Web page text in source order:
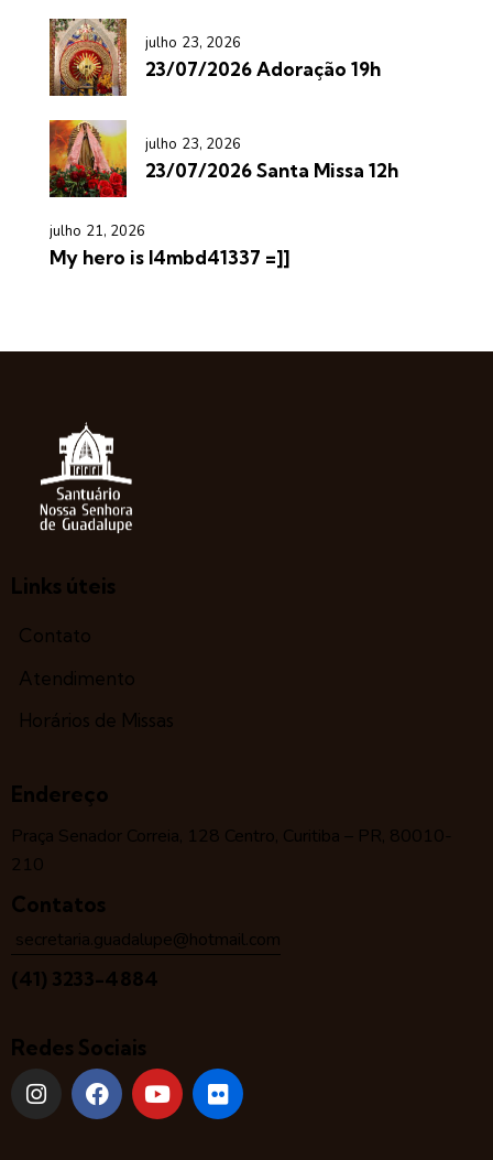
julho 23, 2026
23/07/2026 Adoração 19h
julho 23, 2026
23/07/2026 Santa Missa 12h
julho 21, 2026
My hero is l4mbd41337 =]]
Links úteis
Contato
Atendimento
Horários de Missas
Endereço
Praça Senador Correia, 128 Centro, Curitiba – PR, 80010-
210
Contatos
secretaria.guadalupe@hotmail.com
(41) 3233-4884
Redes Sociais